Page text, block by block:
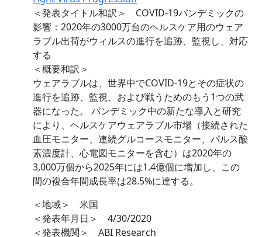
＜発表タイトル和訳＞ COVID-19パンデミックの
影響：2020年の3000万台のヘルスケア用のウェア
ラブル出荷がウィルスの進行を追跡、監視し、対応
する
＜概要和訳＞
ウェアラブルは、世界中でCOVID-19とその症状の
進行を追跡、監視、および戦うためのもう1つの武
器になった。 パンデミック中の新たな導入と研究
により、ヘルスケアウェアラブル市場（接続された
血圧モニター、連続グルコースモニター、パルス酸
素濃度計、心電図モニターを含む）は2020年の
3,000万個から2025年には1.4億個に増加し、この
間の複合年間成長率は28.5%に達する。
＜地域＞ 米国
＜発表年月日＞ 4/30/2020
＜発表機関＞ ABI Research